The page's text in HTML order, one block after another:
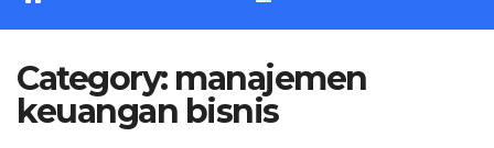
Category: manajemen
keuangan bisnis